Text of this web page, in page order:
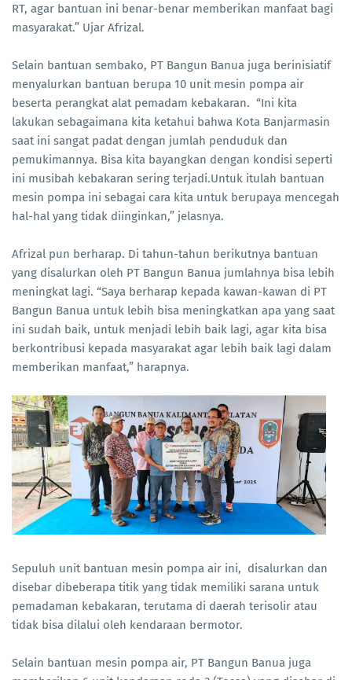
RT, agar bantuan ini benar-benar memberikan manfaat bagi
masyarakat.” Ujar Afrizal.
Selain bantuan sembako, PT Bangun Banua juga berinisiatif
menyalurkan bantuan berupa 10 unit mesin pompa air
beserta perangkat alat pemadam kebakaran. “Ini kita
lakukan sebagaimana kita ketahui bahwa Kota Banjarmasin
saat ini sangat padat dengan jumlah penduduk dan
pemukimannya. Bisa kita bayangkan dengan kondisi seperti
ini musibah kebakaran sering terjadi.Untuk itulah bantuan
mesin pompa ini sebagai cara kita untuk berupaya mencegah
hal-hal yang tidak diinginkan,” jelasnya.
Afrizal pun berharap. Di tahun-tahun berikutnya bantuan
yang disalurkan oleh PT Bangun Banua jumlahnya bisa lebih
meningkat lagi. “Saya berharap kepada kawan-kawan di PT
Bangun Banua untuk lebih bisa meningkatkan apa yang saat
ini sudah baik, untuk menjadi lebih baik lagi, agar kita bisa
berkontribusi kepada masyarakat agar lebih baik lagi dalam
memberikan manfaat,” harapnya.
Sepuluh unit bantuan mesin pompa air ini, disalurkan dan
disebar dibeberapa titik yang tidak memiliki sarana untuk
pemadaman kebakaran, terutama di daerah terisolir atau
tidak bisa dilalui oleh kendaraan bermotor.
Selain bantuan mesin pompa air, PT Bangun Banua juga